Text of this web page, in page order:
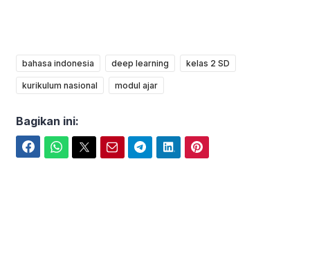
bahasa indonesia deep learning kelas 2 SD
kurikulum nasional modul ajar
Bagikan ini: